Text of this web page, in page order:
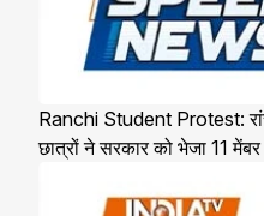
Ranchi Student Protest:
छात्रों ने सरकार को भेजा 11